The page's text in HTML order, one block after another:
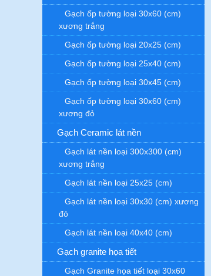
Gạch ốp tường loại 30x60 (cm)
xương trắng
Gạch ốp tường loại 20x25 (cm)
Gạch ốp tường loại 25x40 (cm)
Gạch ốp tường loại 30x45 (cm)
Gạch ốp tường loại 30x60 (cm)
xương đỏ
Gạch Ceramic lát nền
Gạch lát nền loại 300x300 (cm)
xương trắng
Gạch lát nền loại 25x25 (cm)
Gạch lát nền loại 30x30 (cm) xương
đỏ
Gạch lát nền loại 40x40 (cm)
Gạch granite họa tiết
Gạch Granite họa tiết loại 30x60